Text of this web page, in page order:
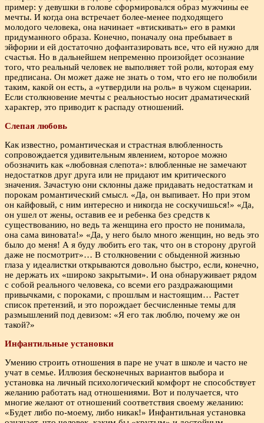
пример: у девушки в голове сформировался образ мужчины ее
мечты. И когда она встречает более-менее подходящего
молодого человека, она начинает «втискивать» его в рамки
придуманного образа. Конечно, поначалу она пребывает в
эйфории и ей достаточно дофантазировать все, что ей нужно для
счастья. Но в дальнейшем непременно произойдет осознание
того, что реальный человек не выполняет той роли, которая ему
предписана. Он может даже не знать о том, что его не полюбили
таким, какой он есть, а «утвердили на роль» в чужом сценарии.
Если столкновение мечты с реальностью носит драматический
характер, это приводит к распаду отношений.
Слепая любовь
Как известно, романтическая и страстная влюбленность
сопровождается удивительным явлением, которое можно
обозначить как «любовная слепота»: влюбленные не замечают
недостатков друг друга или не придают им критического
значения. Зачастую они склонны даже придавать недостаткам и
порокам романтический смысл. «Да, он выпивает. Но при этом
он кайфовый, с ним интересно и никогда не соскучишься!» «Да,
он ушел от жены, оставив ее и ребенка без средств к
существованию, но ведь та женщина его просто не понимала,
она сама виновата!» «Да, у него было много женщин, но ведь это
было до меня! А я буду любить его так, что он в сторону другой
даже не посмотрит»… В столкновении с обыденной жизнью
глаза у идеалистки открываются довольно быстро, если, конечно,
не держать их «широко закрытыми». И она обнаруживает рядом
с собой реального человека, со всеми его раздражающими
привычками, с пороками, с прошлым и настоящим… Растет
список претензий, и это порождает бесчисленные темы для
размышлений под девизом: «Я его так люблю, почему же он
такой?»
Инфантильные установки
Умению строить отношения в паре не учат в школе и часто не
учат в семье. Иллюзия бесконечных вариантов выбора и
установка на личный психологический комфорт не способствует
желанию работать над отношениями. Вот и получается, что
многие желают от отношений соответствия своему желанию:
«Будет либо по-моему, либо никак!» Инфантильная установка